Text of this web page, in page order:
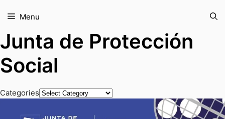
Menu
Junta de Protección
Social
Categories